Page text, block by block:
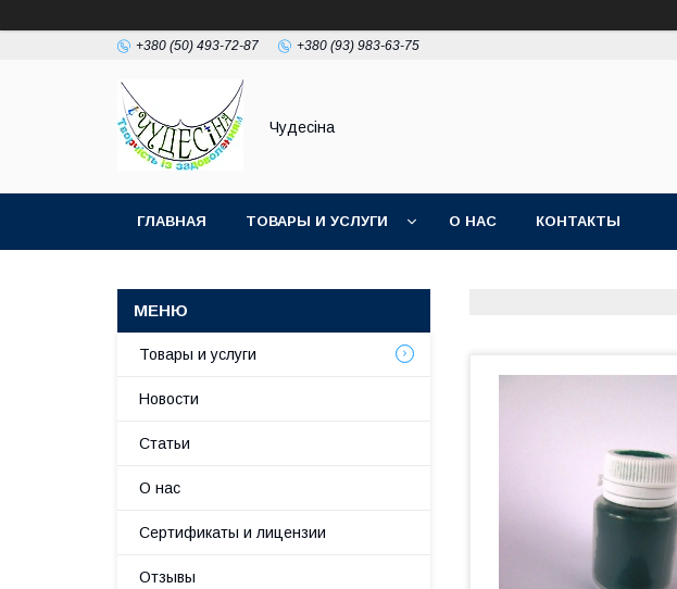
+380 (50) 493-72-87 +380 (93) 983-63-75
Чудесіна
ГЛАВНАЯ ТОВАРЫ И УСЛУГИ О НАС КОНТАКТЫ
Товары и услуги
Новости
Статьи
О нас
Сертификаты и лицензии
Отзывы